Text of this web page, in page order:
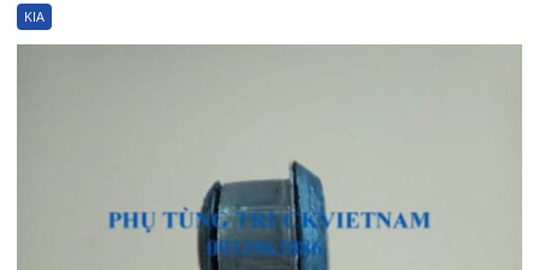
K190
0S08334840
KIA